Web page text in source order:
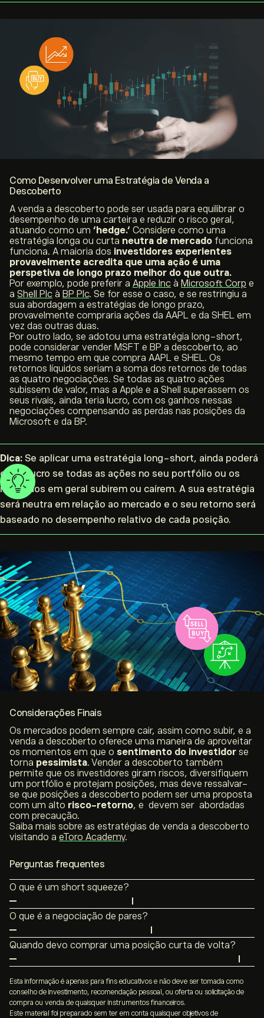
Como Desenvolver uma Estratégia de Venda a
Descoberto
A venda a descoberto pode ser usada para equilibrar o
desempenho de uma carteira e reduzir o risco geral,
atuando como um ‘ hedge.‘ Considere como uma
estratégia longa ou curta neutra de mercado funciona
funciona. A maioria dos investidores experientes
provavelmente acredita que uma ação é uma
perspetiva de longo prazo melhor do que outra.
Por exemplo, pode preferir a Apple Inc à Microsoft Corp e
a Shell Plc à BP Plc. Se for esse o caso, e se restringiu a
sua abordagem a estratégias de longo prazo,
provavelmente compraria ações da AAPL e da SHEL em
vez das outras duas.
Por outro lado, se adotou uma estratégia long-short,
pode considerar vender MSFT e BP a descoberto, ao
mesmo tempo em que compra AAPL e SHEL. Os
retornos líquidos seriam a soma dos retornos de todas
as quatro negociações. Se todas as quatro ações
subissem de valor, mas a Apple e a Shell superassem os
seus rivais, ainda teria lucro, com os ganhos nessas
negociações compensando as perdas nas posições da
Microsoft e da BP.
Dica: Se aplicar uma estratégia long-short, ainda poderá
obter lucro se todas as ações no seu portfólio ou os
mercados em geral subirem ou caírem. A sua estratégia
será neutra em relação ao mercado e o seu retorno será
baseado no desempenho relativo de cada posição.
Considerações Finais
Os mercados podem sempre cair, assim como subir, e a
venda a descoberto oferece uma maneira de aproveitar
os momentos em que o sentimento do investidor se
torna pessimista. Vender a descoberto também
permite que os investidores giram riscos, diversifiquem
um portfólio e protejam posições, mas deve ressalvar-
se que posições a descoberto podem ser uma proposta
com um alto risco-retorno, e devem ser abordadas
com precaução.
Saiba mais sobre as estratégias de venda a descoberto
visitando a eToro Academy.
Perguntas frequentes
O que é um short squeeze?
Umshort squeezeenvolve um mercado com uma alta
percentagem de participação a descoberto, fazendo
com que sofra um aumento de preço. Para fechar uma
negociação de “compra”, o que pode fazer com que o
preço suba ainda mais e os vendedores a descoberto
entrem em pânico e saiam das suas posições. Isto faz
O que é a negociação de pares?
A negociação de pares é outro nome para uma
long-short
e envolve combinar uma posição
longa com uma posição curta. Os dois ativos
geralmente têm uma alta correlação e o lucro líquido da
negociação é baseado no desempenho das duas
posições, em vez de em movimentos mais amplos do
Quando devo comprar uma posição curta de volta?
Não existem regras ou regulamentos padrão que
determinem por quanto tempo pode manter uma
posição curta. Certos corretores podem ter um período
máximo de tempo em que uma posição curta pode ser
Esta informação é apenas para fins educativos e não deve ser tomada como
conselho de investimento, recomendação pessoal, ou oferta ou solicitação de
compra ou venda de quaisquer instrumentos financeiros.
Este material foi preparado sem ter em conta quaisquer objetivos de